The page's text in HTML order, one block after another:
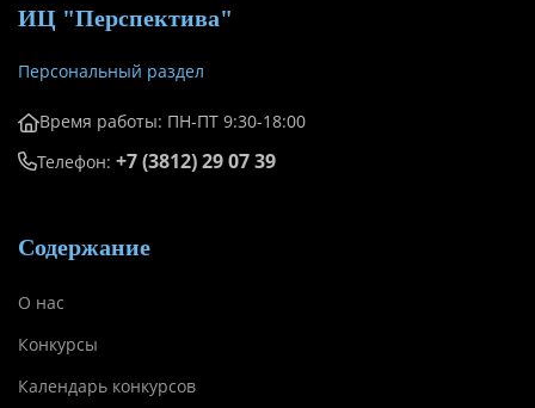
ИЦ "Перспектива"
Персональный раздел
Время работы: ПН-ПТ 9:30-18:00
Телефон: +7 (3812) 29 07 39
Содержание
О нас
Конкурсы
Календарь конкурсов